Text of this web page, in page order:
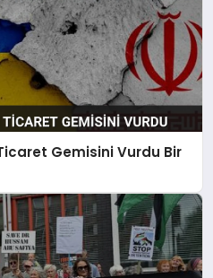
Gemisini Vurdu Bir